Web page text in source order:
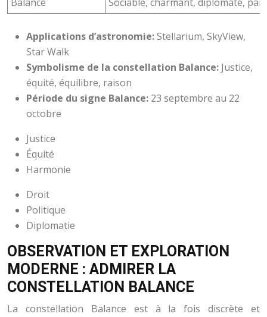
Applications d’astronomie:Stellarium, SkyView,
Star Walk
Symbolisme de la constellation Balance: Justice,
équité, équilibre, raison
Période du signe Balance: 23 septembre au 22
octobre
Justice
Équité
Harmonie
Droit
Politique
Diplomatie
OBSERVATION ET EXPLORATION
MODERNE : ADMIRER LA
CONSTELLATION BALANCE
La constellation Balance est à la fois discrète et